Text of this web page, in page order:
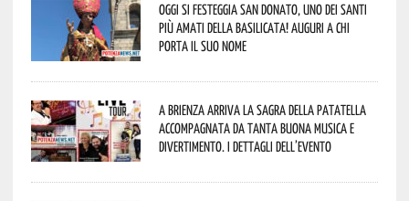
Oggi si festeggia San Donato, uno dei Santi
più amati della Basilicata! Auguri a chi
porta il suo nome
A Brienza arriva la Sagra della Patatella
accompagnata da tanta buona musica e
divertimento. I dettagli dell’evento